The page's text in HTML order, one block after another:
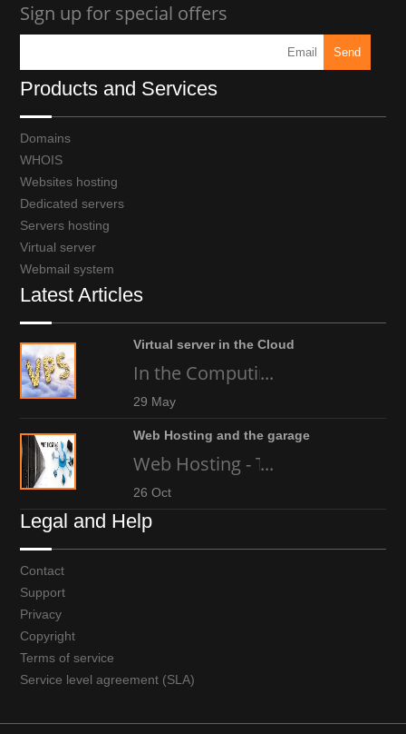
Sign up for special offers
Products and Services
Domains
WHOIS
Websites hosting
Dedicated servers
Servers hosting
Virtual server
Webmail system
Latest Articles
Virtual server in the Cloud
In the Computing world today,
...
29 May
Web Hosting and the garage
Web Hosting - The high-tech
...
26 Oct
Legal and Help
Contact
Support
Privacy
Copyright
Terms of service
Service level agreement (SLA)